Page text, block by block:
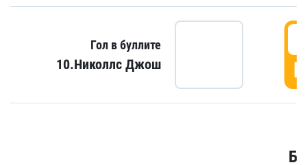
Гол в буллите
10.Николлс Джош